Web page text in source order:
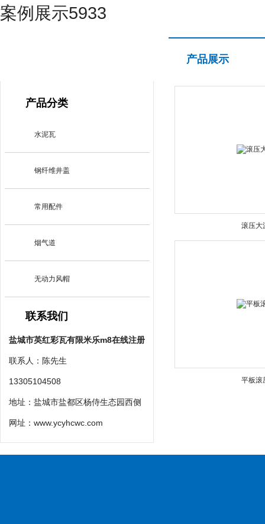
案例展示5933
产品分类
水泥瓦
钢纤维井盖
常用配件
烟气道
无动力风帽
联系我们
盐城市英红彩瓦有限米乐m8在线注册
联系人：陈先生
13305104508
地址：盐城市盐都区杨侍生态园西侧
网址： www.ycyhcwc.com
产品展示
滚压大
平板滚